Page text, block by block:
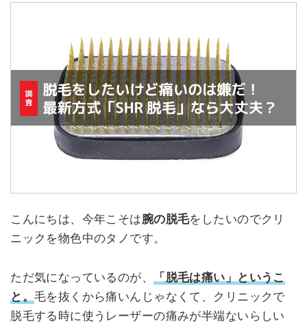
こんにちは、今年こそは腕の脱毛をしたいのでクリ
ニックを物色中のタノです。
ただ気になっているのが、
「脱毛は痛い」というこ
と。 毛を抜くから痛いんじゃなくて、クリニックで
脱毛する時に使うレーザーの痛みが半端ないらしい